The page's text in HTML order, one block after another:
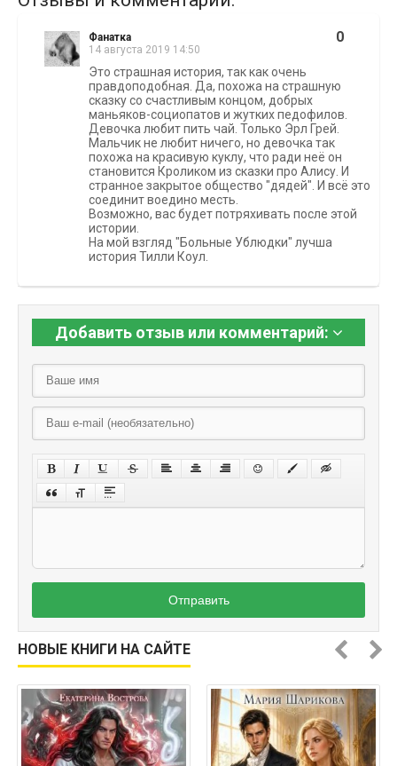
Фанатка
14 августа 2019 14:50
0
Это страшная история, так как очень
правдоподобная. Да, похожа на страшную
сказку со счастливым концом, добрых
маньяков-социопатов и жутких педофилов.
Девочка любит пить чай. Только Эрл Грей.
Мальчик не любит ничего, но девочка так
похожа на красивую куклу, что ради неё он
становится Кроликом из сказки про Алису. И
странное закрытое общество "дядей". И всё это
соединит воедино месть.
Возможно, вас будет потряхивать после этой
истории.
На мой взгляд "Больные Ублюдки" лучша
история Тилли Коул.
Добавить отзыв или комментарий:
Отправить
НОВЫЕ КНИГИ НА САЙТЕ